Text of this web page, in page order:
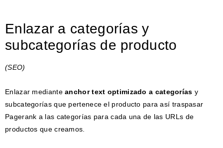
Enlazar a categorías y
subcategorías de producto
(SEO)
Enlazar medianteanchor text optimizado a categorías y
subcategorías que pertenece el producto para así traspasar
Pagerank a las categorías para cada una de las URLs de
productos que creamos.